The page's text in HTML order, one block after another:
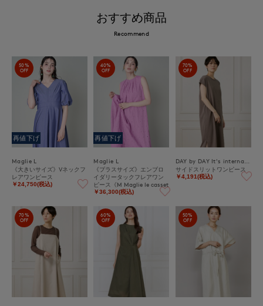
おすすめ商品
Recommend
50%
OFF
再値下げ
Maglie L
《大きいサイズ》Vネックフ
レアワンピース
￥24,750(税込)
40%
OFF
再値下げ
Maglie L
《プラスサイズ》エンブロ
イダリータックフレアワン
ピース《M Maglie le casset
to》
￥36,300(税込)
70%
OFF
サイドスリットワンピース
￥4,191(税込)
70%
OFF
60%
OFF
50%
OFF